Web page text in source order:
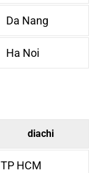
Da Nang
Ha Noi
diachi
TP HCM